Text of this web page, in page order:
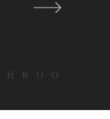
R O O